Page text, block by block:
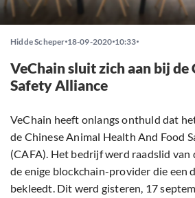
Hidde Scheper 18-09-2020 10:33
VeChain sluit zich aan bij de
Safety Alliance
VeChain heeft onlangs onthuld dat
de Chinese Animal Health And Food
(CAFA). Het bedrijf werd raadslid van
de enige blockchain-provider die een
bekleedt. Dit werd gisteren, 17